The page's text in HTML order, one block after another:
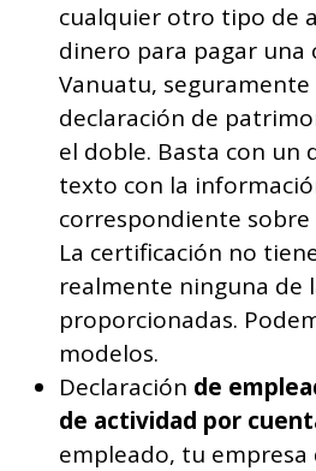
cualquier otro tipo de
dinero para pagar una
Vanuatu,
declaración de
el doble. Basta con un
texto con la
correspondiente
La certificación no
realmente ninguna de
proporcionadas.
modelos.
Declaración de
de actividad por
empleado, tu